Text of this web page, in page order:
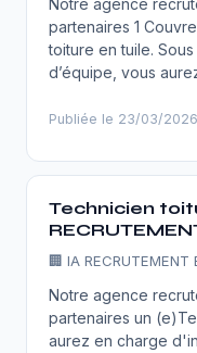
Notre agence
partenaires 1
toiture en tuile.
d’équipe, vous
Publiée le 23/03/2026
Technicien
🏢 IA RECRUTEMENT
Notre agence
partenaires un
aurez en charge